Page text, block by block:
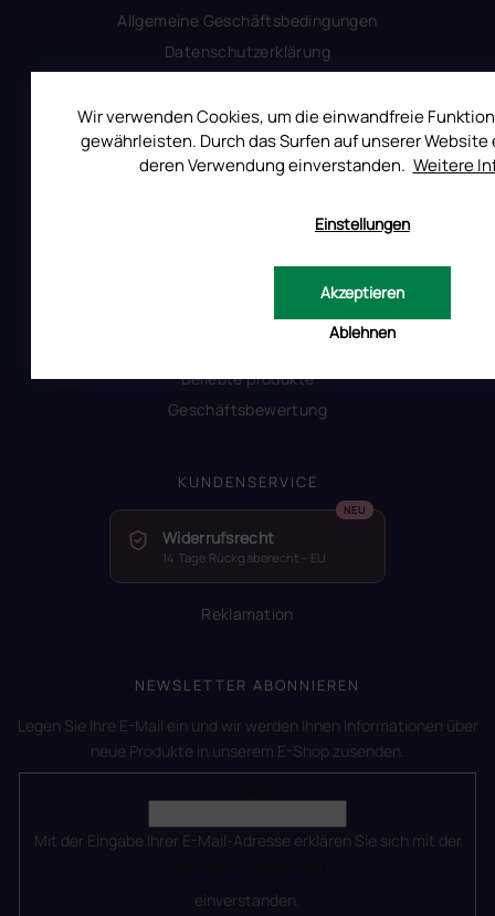
Wir verwenden Cookies, um die einwandfreie
gewährleisten. Durch das Surfen auf unserer Website
deren Verwendung einverstanden. Weitere
Einstellungen
Ablehnen
Akzeptieren
Allgemeine Geschäftsbedingungen
Datenschutzerklärung
INFORMATIONEN FÜR SIE
RUSCONA und Nachhaltigkeit
Beliebte produkte
Geschäftsbewertung
KUNDENSERVICE
Widerrufsrecht
14 Tage Rückgaberecht – EU
Reklamation
NEWSLETTER ABONNIEREN
Legen Sie Ihre E-Mail ein und wir werden Ihnen Informationen über
neue Produkte in unserem E-Shop zusenden.
Mit der Eingabe Ihrer E-Mail-Adresse erklären Sie sich mit der
einverstanden.